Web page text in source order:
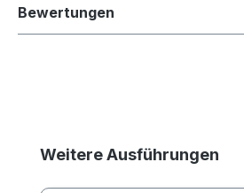
Bewertungen
Produktgalerie überspringen
Weitere Ausführungen